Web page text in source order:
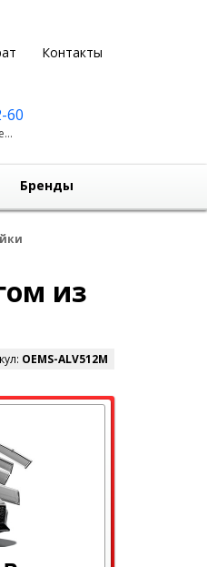
Контакты
60
Бренды
из
OEMS-ALV512M